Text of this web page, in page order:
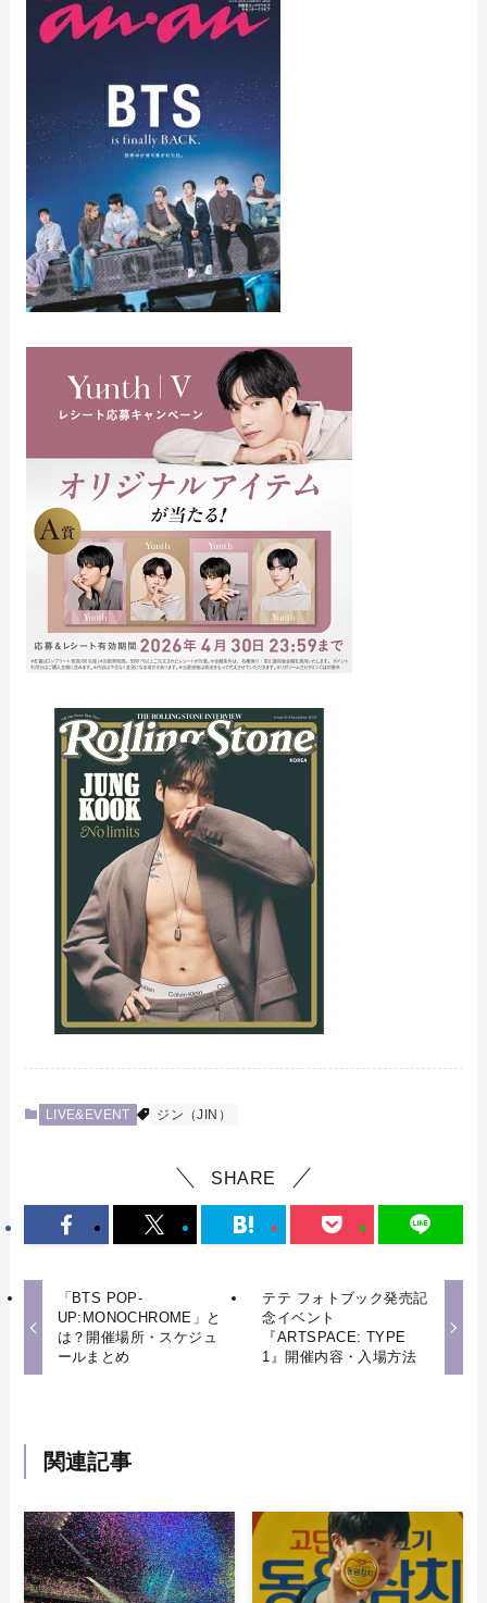
LIVE&EVENT ジン（JIN）
SHARE
「BTS POP-
UP:MONOCHROME」と
は？開催場所・スケジュ
ールまとめ
テテ フォトブック発売記
念イベント
『ARTSPACE: TYPE
1』開催内容・入場方法
関連記事